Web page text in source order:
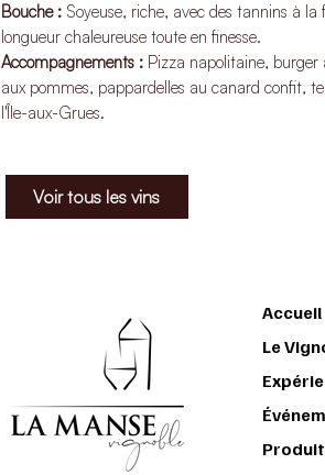
Bouche : Soyeuse, riche, avec des tannins à la
longueur chaleureuse toute en finesse.
Accompagnements : Pizza napolitaine,
aux pommes, pappardelles au canard confit,
l'Île-aux-Grues.
Voir tous les vins
Accueil
Le